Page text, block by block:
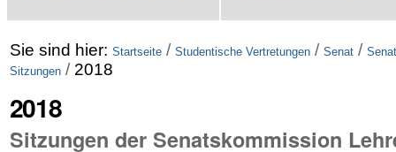
Sie sind hier: Startseite / Studentische Vertretungen / Senat /
Sitzungen / 2018
2018
Sitzungen der Senatskommission